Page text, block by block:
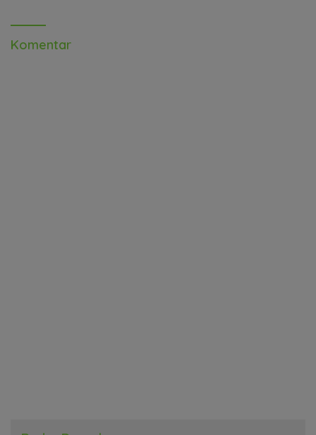
Komentar